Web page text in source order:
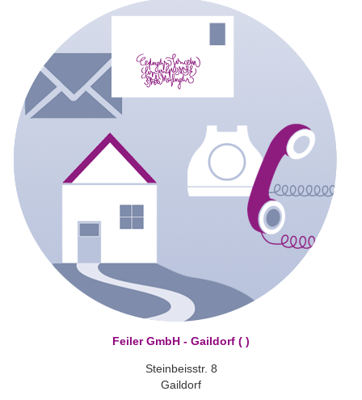
Feiler GmbH - Gaildorf ( )
Steinbeisstr. 8
Gaildorf